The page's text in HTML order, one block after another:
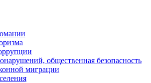
общественная безопасность
миграции